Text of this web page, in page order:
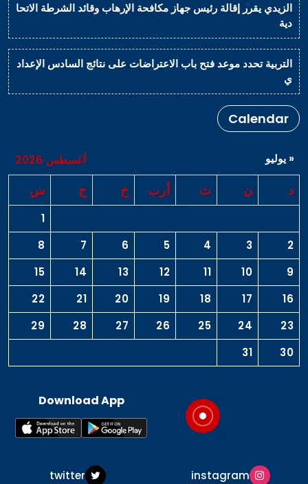
الزيدي يقرر إقالة رئيس جهاز مكافحة الإرهاب وقائد الشرطة الاتحا
دية
التربية تحدد موعد فتح باب الاعتراضات على نتائج السادس الإعداد
ي
Calendar
أغسطس 2026
د ن ث أرب خ ج س
1
2
3
4
5
6
7
8
9
10
11
12
13
14
15
16
17
18
19
20
21
22
23
24
25
26
27
28
29
30
31
« يوليو
Download App
twitter instagram